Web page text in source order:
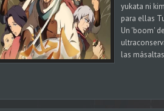
yukata ni
para ellas
Un 'boom'
las